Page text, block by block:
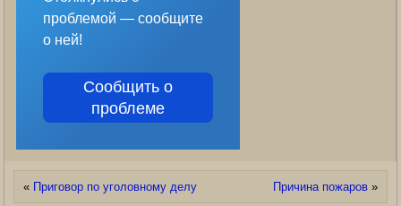
проблемой — сообщите
о ней!
Сообщить о
проблеме
« Приговор по уголовному делу Причина пожаров»